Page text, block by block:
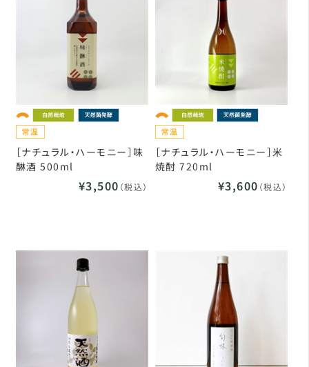
［ナチュラル・ハーモニー］味
醂酒 500ml
¥3,500 （税込）
［ナチュラル・ハーモニー］米
焼酎 720ml
¥3,600 （税込）